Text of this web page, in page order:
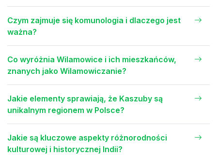
Czym zajmuje się komunologia i dlaczego jest
ważna?
Co wyróżnia Wilamowice i ich mieszkańców,
znanych jako Wilamowiczanie?
Jakie elementy sprawiają, że Kaszuby są
unikalnym regionem w Polsce?
Jakie są kluczowe aspekty różnorodności
kulturowej i historycznej Indii?